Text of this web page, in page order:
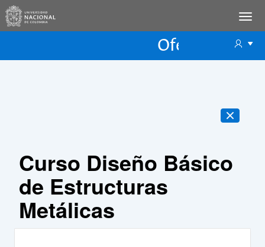
Oferta
Curso Diseño Básico
de Estructuras
Metálicas